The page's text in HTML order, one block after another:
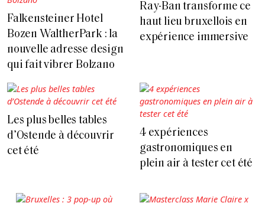
Falkensteiner Hotel
Bozen WaltherPark : la
nouvelle adresse design
qui fait vibrer Bolzano
Ray-Ban transforme ce
haut lieu bruxellois en
expérience immersive
Les plus belles tables
d’Ostende à découvrir
cet été
4 expériences
gastronomiques en
plein air à tester cet été